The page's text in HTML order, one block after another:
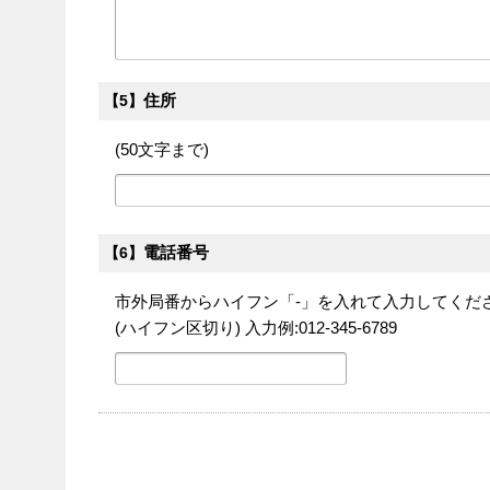
【5】 住所
(50文字まで)
【6】 電話番号
市外局番からハイフン「‐」を入れて入力してくだ
(ハイフン区切り) 入力例:012-345-6789